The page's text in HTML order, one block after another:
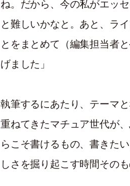
ね。だから、今の私がエッ
と難しいかなと。あと、ラ
とをまとめて（編集担当者
げました」
執筆するにあたり、テーマ
重ねてきたマチュア世代が
らこそ書けるもの、書きた
しさを掘り起こす時間その